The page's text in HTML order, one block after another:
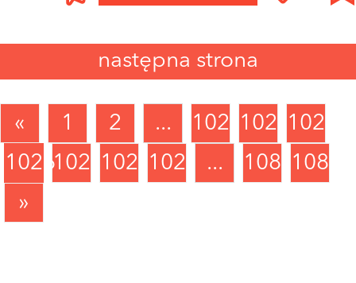
następna strona
« 1 2 ... 102310241025
1026102710281029 ... 10881089
»